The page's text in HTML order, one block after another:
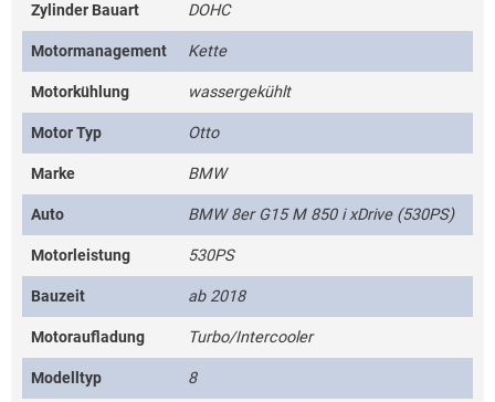
Zylinder Bauart DOHC
Motormanagement Kette
Motorkühlung wassergekühlt
Motor Typ Otto
Marke BMW
Auto BMW 8er G15 M 850 i xDrive (530PS)
Motorleistung 530PS
Bauzeit ab 2018
Motoraufladung Turbo/Intercooler
Modelltyp 8